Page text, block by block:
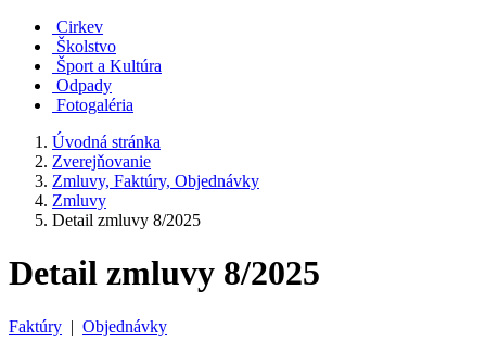
Cirkev
Školstvo
Šport a Kultúra
Odpady
Fotogaléria
Úvodná stránka
Zverejňovanie
Zmluvy, Faktúry, Objednávky
Zmluvy
Detail zmluvy 8/2025
Detail zmluvy 8/2025
Faktúry | Objednávky